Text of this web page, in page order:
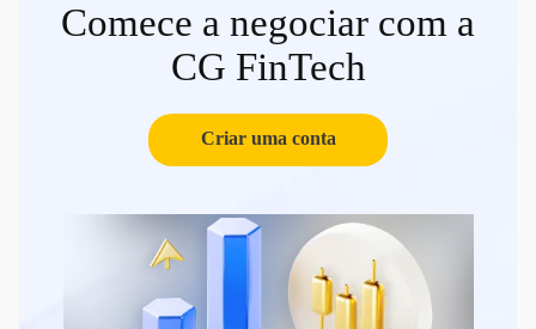
Comece a negociar com a
CG FinTech
Criar uma conta